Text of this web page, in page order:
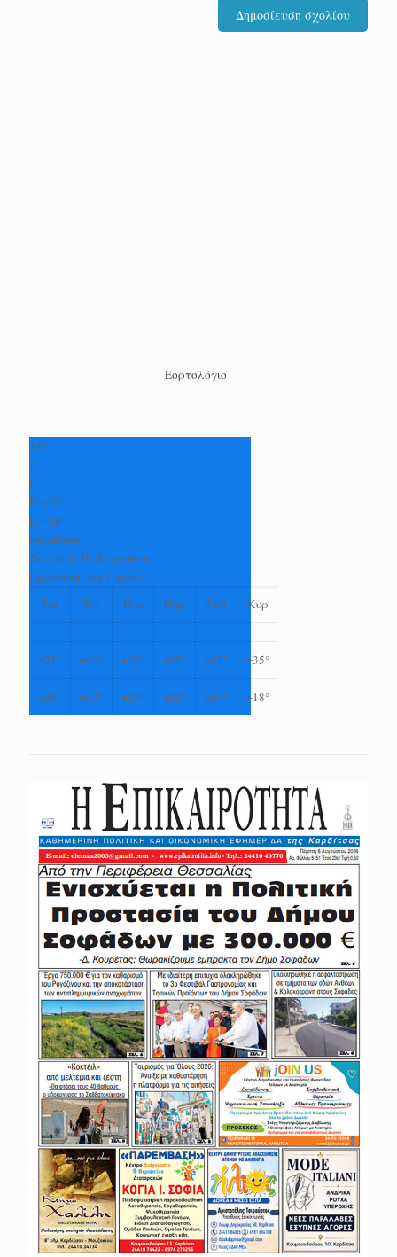
Εορτολόγιο
+32
°
C
H: +35°
L: +26°
Καρδίτσα
Δευτέρα, 10 Αύγουστος
Πρόγνωση για 7 μέρες
Τρι
Τετ Πεμ Παρ Σαβ Κυρ
+37° +40° +39° +35° +33° +35°
+25° +23° +23° +22° +20° +18°